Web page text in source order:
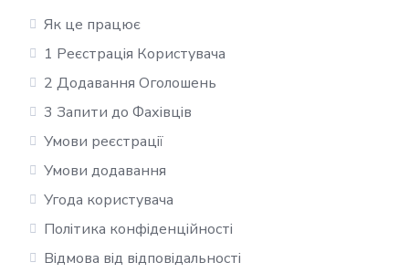
Як це працює
1 Реєстрація Користувача
2 Додавання Оголошень
3 Запити до Фахівців
Умови реєстрації
Умови додавання
Угода користувача
Політика конфіденційності
Відмова від відповідальності